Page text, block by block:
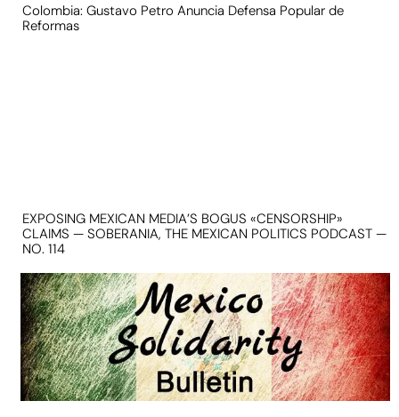
Colombia: Gustavo Petro Anuncia Defensa Popular de
Reformas
EXPOSING MEXICAN MEDIA’S BOGUS «CENSORSHIP»
CLAIMS — SOBERANIA, THE MEXICAN POLITICS PODCAST —
NO. 114